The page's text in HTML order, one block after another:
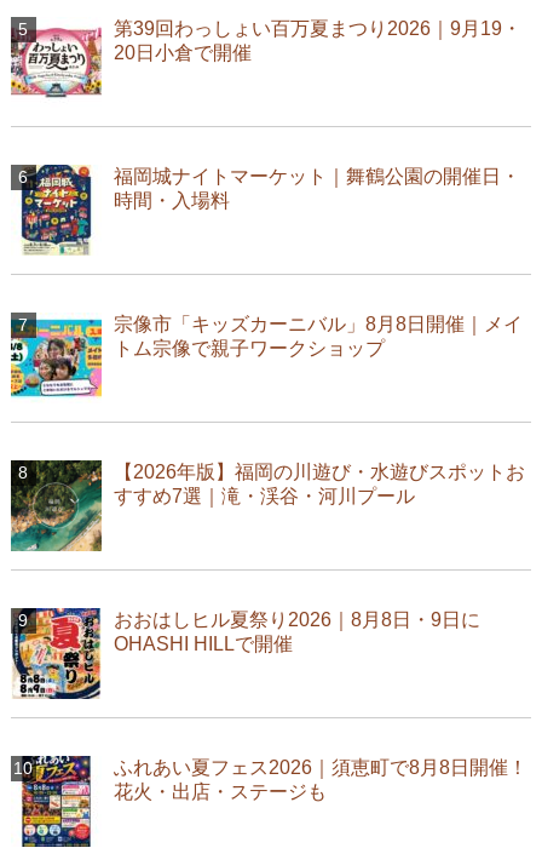
第39回わっしょい百万夏まつり2026｜9月19・
20日小倉で開催
福岡城ナイトマーケット｜舞鶴公園の開催日・
時間・入場料
宗像市「キッズカーニバル」8月8日開催｜メイ
トム宗像で親子ワークショップ
【2026年版】福岡の川遊び・水遊びスポットお
すすめ7選｜滝・渓谷・河川プール
おおはしヒル夏祭り2026｜8月8日・9日に
OHASHI HILLで開催
ふれあい夏フェス2026｜須恵町で8月8日開催！
花火・出店・ステージも